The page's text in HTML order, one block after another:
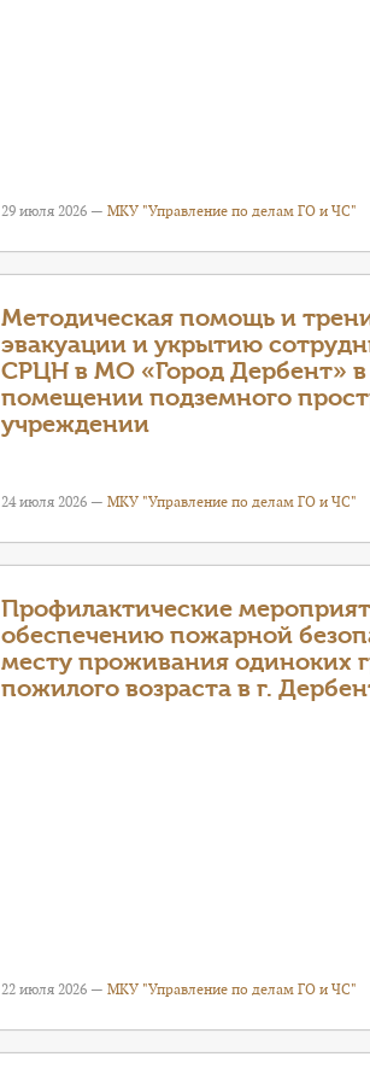
29 июля 2026 —МКУ "Управление по делам ГО и ЧС"
Методическая помощь и
эвакуации и укрытию
СРЦН в МО «Город Дербент» в
помещении подземного
учреждении
24 июля 2026 —МКУ "Управление по делам ГО и ЧС"
Профилактические
обеспечению пожарной
месту проживания одиноких
пожилого возраста в г.
22 июля 2026 —МКУ "Управление по делам ГО и ЧС"